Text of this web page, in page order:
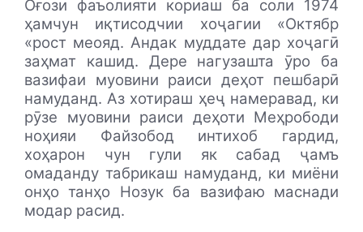
Оғози фаъолияти кориаш ба соли 1974
ҳамчун иқтисодчии хоҷагии «Октябр
«рост меояд. Андак муддате дар хоҷагӣ
заҳмат кашид. Дере нагузашта ӯро ба
вазифаи муовини раиси деҳот пешбарӣ
намуданд. Аз хотираш ҳеҷ намеравад, ки
рӯзе муовини раиси деҳоти Меҳрободи
ноҳияи Файзобод интихоб гардид,
хоҳарон чун гули як сабад ҷамъ
омаданду табрикаш намуданд, ки миёни
онҳо танҳо Нозук ба вазифаю маснади
модар расид.